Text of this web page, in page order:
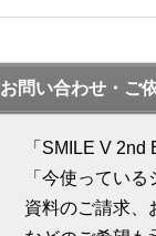
お問い合わせ・ご
「SMILE V
「今使ってい
資料のご請求、